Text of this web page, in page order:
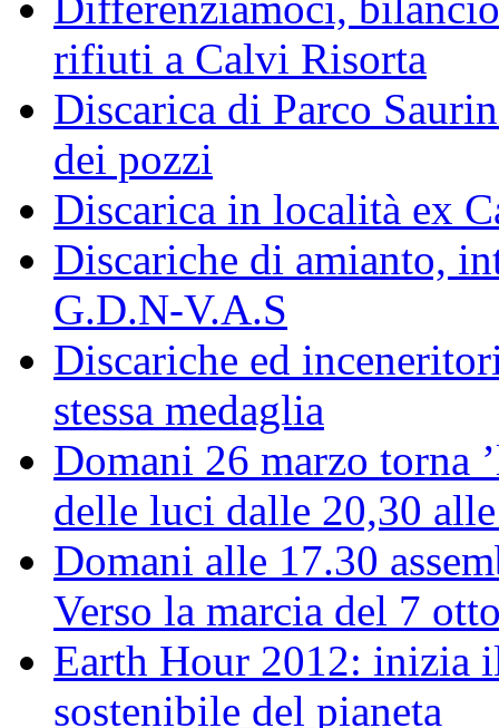
rifiuti a Calvi Risorta
Discarica di Parco
dei pozzi
Discarica in località ex
Discariche di amianto,
G.D.N-V.A.S
Discariche ed
stessa medaglia
Domani 26 marzo torna
delle luci dalle 20,30
Domani alle 17.30
Verso la marcia del 7
Earth Hour 2012: inizia
sostenibile del pianeta